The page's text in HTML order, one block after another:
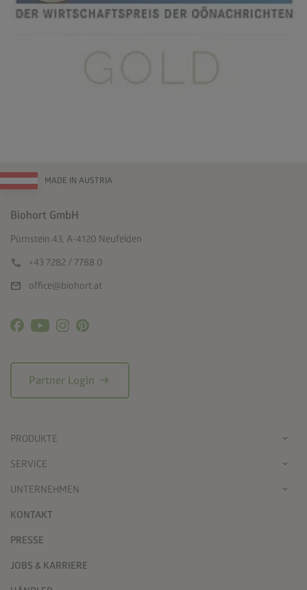
MADE IN AUSTRIA
Biohort GmbH
Pürnstein 43, A-4120 Neufelden
call +43 7282 / 7788 0
mail office@biohort.at
Partner Login arrow_right_alt
PRODUKTE
SERVICE
UNTERNEHMEN
KONTAKT
PRESSE
JOBS & KARRIERE